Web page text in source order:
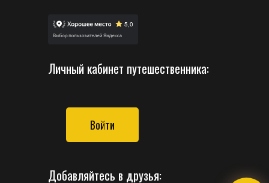
Личный кабинет путешественника:
Войти
Добавляйтесь в друзья: